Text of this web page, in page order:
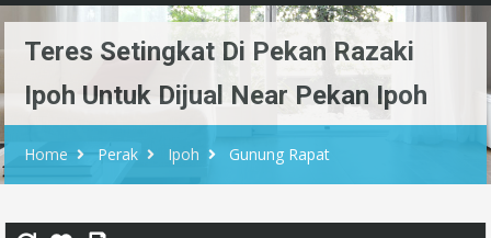
Teres Setingkat Di Pekan Razaki
Ipoh Untuk Dijual Near Pekan Ipoh
Home Perak Ipoh Gunung Rapat